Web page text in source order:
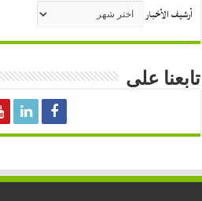
أرشيف الأخبار
تابعنا على